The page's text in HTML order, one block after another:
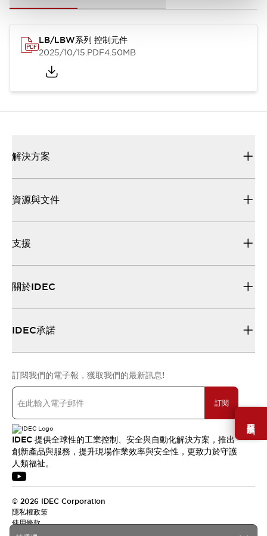
需要幫助嗎？
LB/LBW系列 控制元件
2025/10/15.PDF4.50MB
解決方案
資源與文件
支援
關於IDEC
IDEC承諾
訂閱我們的電子報，獲取我們的最新訊息!
訂閱
IDEC 提供全球性的工業控制、安全與自動化解決方案，推出
創新產品與服務，提升現場作業效率與安全性，更致力於守護
人類福祉。
© 2026 IDEC Corporation
隱私權政策
使用條款